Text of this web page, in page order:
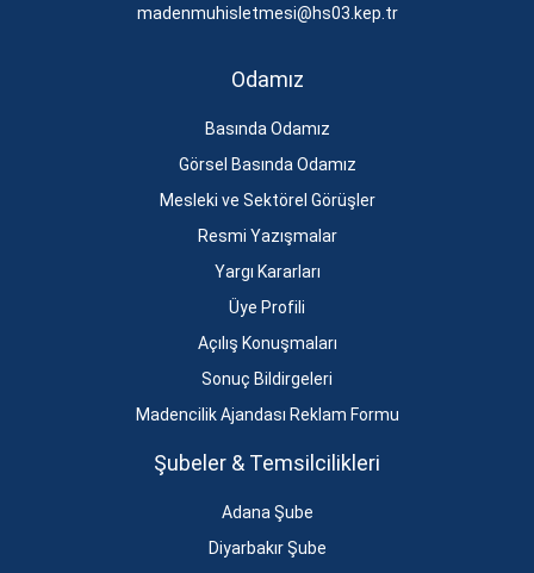
madenmuhisletmesi@hs03.kep.tr
Odamız
Basında Odamız
Görsel Basında Odamız
Mesleki ve Sektörel Görüşler
Resmi Yazışmalar
Yargı Kararları
Üye Profili
Açılış Konuşmaları
Sonuç Bildirgeleri
Madencilik Ajandası Reklam Formu
Şubeler & Temsilcilikleri
Adana Şube
Diyarbakır Şube